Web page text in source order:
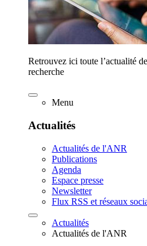
Retrouvez ici toute l’actualité
recherche
Menu
Actualités
Actualités de l'ANR
Publications
Agenda
Espace presse
Newsletter
Flux RSS et réseaux
Actualités
Actualités de l'ANR